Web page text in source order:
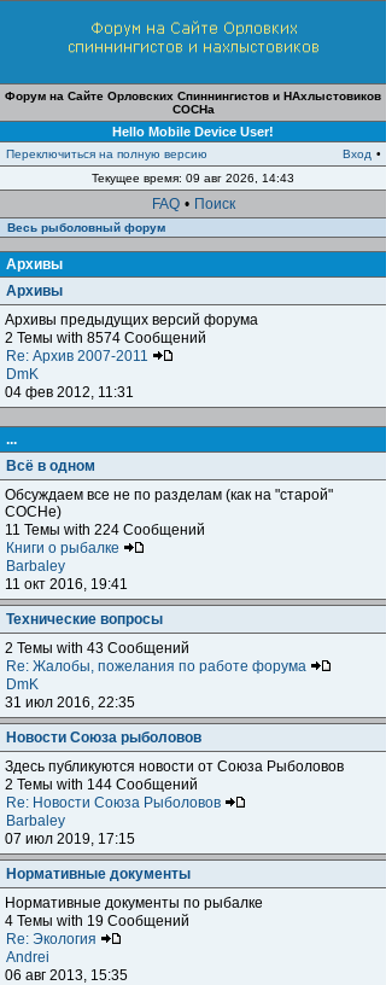
Форум на Сайте Орловских Спиннингистов и НАхлыстовиков
СОСНа
Hello Mobile Device User!
Переключиться на полную версию Вход •
Текущее время: 09 авг 2026, 14:43
FAQ • Поиск
Весь рыболовный форум
Архивы
Архивы
Архивы предыдущих версий форума
2 Темы with 8574 Сообщений
Re: Архив 2007-2011
DmK
04 фев 2012, 11:31
...
Всё в одном
Обсуждаем все не по разделам (как на "старой"
СОСНе)
11 Темы with 224 Сообщений
Книги о рыбалке
Barbaley
11 окт 2016, 19:41
Технические вопросы
2 Темы with 43 Сообщений
Re: Жалобы, пожелания по работе форума
DmK
31 июл 2016, 22:35
Новости Союза рыболовов
Здесь публикуются новости от Союза Рыболовов
2 Темы with 144 Сообщений
Re: Новости Союза Рыболовов
Barbaley
07 июл 2019, 17:15
Нормативные документы
Нормативные документы по рыбалке
4 Темы with 19 Сообщений
Re: Экология
Andrei
06 авг 2013, 15:35